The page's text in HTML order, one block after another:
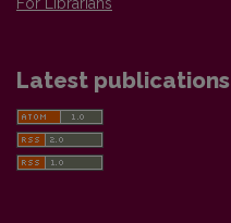
Latest publications